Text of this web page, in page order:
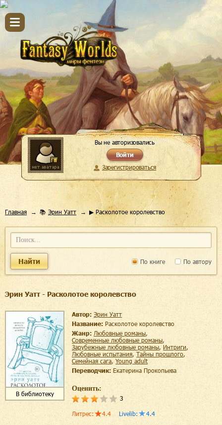
Вы не авторизовались
Войти
Зарегистрироваться
Главная 📚 Эрин Уатт ▶ Расколотое королевство
По книге По автору
Найти
Эрин Уатт - Расколотое королевство
В библиотеку
Автор: Эрин Уатт
Название: Расколотое королевство
Жанр:
любовные романы,
современные любовные романы,
зарубежные любовные романы, интриги,
любовные испытания, тайны прошлого,
семейная сага,
young adult
Переводчик: Екатерина Прокопьева
Оценить:
3
Литрес: 4.4 Livelib: 4.4